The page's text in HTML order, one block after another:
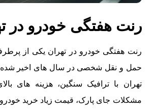
رنت هفتگی خودرو در
رنت هفتگی خودرو در تهران یکی از
حمل و نقل شخصی در سال های اخیر
تهران با ترافیک سنگین، هزینه های
مشکلات جای پارک، قیمت زیاد خرید